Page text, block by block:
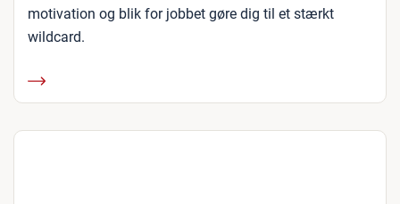
motivation og blik for jobbet gøre dig til et stærkt
wildcard.